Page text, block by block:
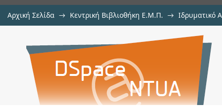
Αρχική Σελίδα → Κεντρική Βιβλιοθήκη Ε.Μ.Π. → Ιδρυματικό
Κεντρικό οριακό θεώρημα για